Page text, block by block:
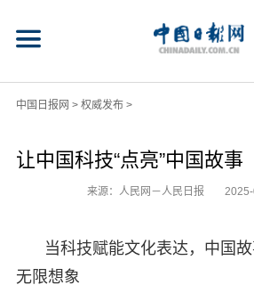
中国日报网 > 权威发布>
让中国科技“点亮”中国故事
来源：人民网－人民日报
当科技赋能文化表达，中国
无限想象